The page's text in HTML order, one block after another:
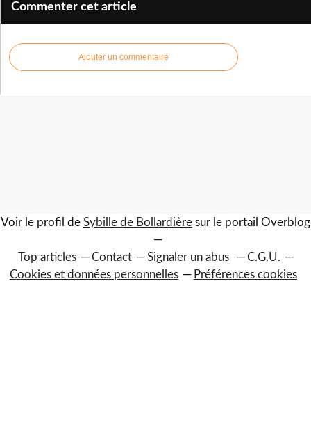
Commenter cet article
Ajouter un commentaire
Voir le profil de Sybille de Bollardière sur le portail Overblog
Top articles Contact Signaler un abus
C.G.U.
Cookies et données personnelles
Préférences cookies